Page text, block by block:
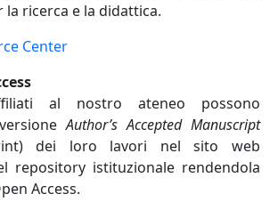
la ricerca e la didattica.
Center
al nostro ateneo possono
Author’s Accepted Manuscript
dei loro lavori nel sito web
repository istituzionale rendendola
Access.